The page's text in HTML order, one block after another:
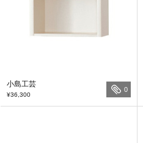
小島工芸
¥36,300
0